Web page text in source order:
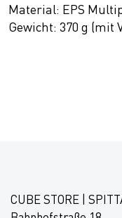
Material: EPS
Gewicht: 370 g (mit
CUBE STORE |